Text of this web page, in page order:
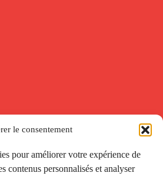
le consentement
pour améliorer votre expérience de
contenus personnalisés et analyser
Courrier